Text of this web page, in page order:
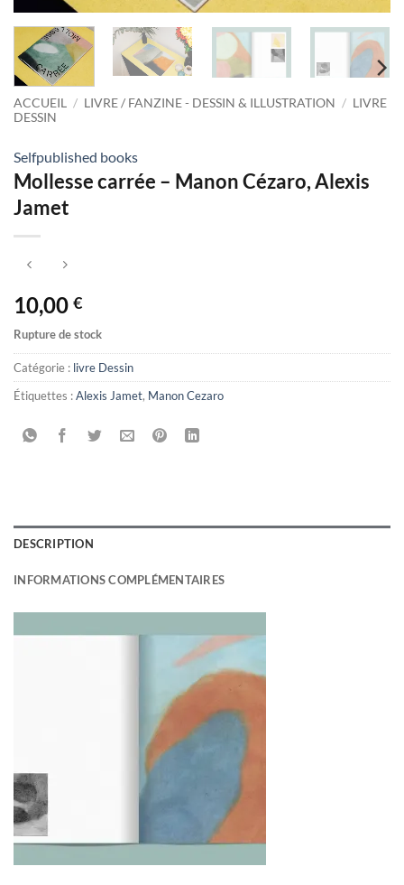
ACCUEIL / LIVRE / FANZINE - DESSIN & ILLUSTRATION / LIVRE
DESSIN
Selfpublished books
Mollesse carrée – Manon Cézaro, Alexis
Jamet
10,00 €
Rupture de stock
Catégorie : livre Dessin
Étiquettes :Alexis Jamet, Manon Cezaro
DESCRIPTION
INFORMATIONS COMPLÉMENTAIRES